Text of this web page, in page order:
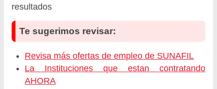
resultados
Te sugerimos revisar:
Revisa más ofertas de empleo de SUNAFIL
La Instituciones que estan contratando
AHORA